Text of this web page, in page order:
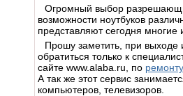
Огромный выбор
возможности ноутбуков
представляют сегодня многие
Прошу заметить, при выходе
обратиться только к
сайте www.alaba.ru, по
А так же этот сервис
компьютеров, телевизоров.